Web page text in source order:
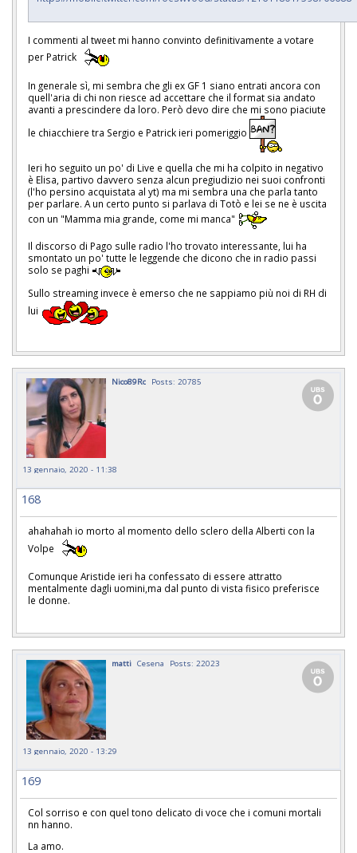
I commenti al tweet mi hanno convinto definitivamente a votare
per Patrick
In generale sì, mi sembra che gli ex GF 1 siano entrati ancora con
quell'aria di chi non riesce ad accettare che il format sia andato
avanti a prescindere da loro. Però devo dire che mi sono piaciute
le chiacchiere tra Sergio e Patrick ieri pomeriggio
Ieri ho seguito un po' di Live e quella che mi ha colpito in negativo
è Elisa, partivo davvero senza alcun pregiudizio nei suoi confronti
(l'ho persino acquistata al yt) ma mi sembra una che parla tanto
per parlare. A un certo punto si parlava di Totò e lei se ne è uscita
con un "Mamma mia grande, come mi manca"
Il discorso di Pago sulle radio l'ho trovato interessante, lui ha
smontato un po' tutte le leggende che dicono che in radio passi
solo se paghi
Sullo streaming invece è emerso che ne sappiamo più noi di RH di
lui
Nico89Rc Posts: 20785
13 gennaio, 2020 - 11:38
168
ahahahah io morto al momento dello sclero della Alberti con la
Volpe
Comunque Aristide ieri ha confessato di essere attratto
mentalmente dagli uomini,ma dal punto di vista fisico preferisce
le donne.
matti Cesena Posts: 22023
13 gennaio, 2020 - 13:29
169
Col sorriso e con quel tono delicato di voce che i comuni mortali
nn hanno.
La amo.